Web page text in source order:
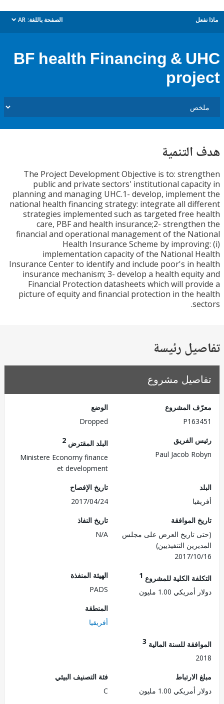
الصفحة باللغة: AR
dropdown
BF health Financing &
The Project Development Objective is to:
public and private sectors' institutional
planning and managing UHC.1- develop,
national health financing strategy: integrate all
strategies implemented such as targeted free
care, PBF and health insurance;2-
financial and operational management of the
Health Insurance Scheme by
implementation capacity of the National
Insurance Center to identify and include poor's in
insurance mechanism; 3- develop a health
Financial Protection datasheets which will
picture of equity and financial protection in the
رئيسة
مشروع
المشروع
Dropped
الفريق
Paul Jacob
البلد المقترض
Ministere Economy finance
et development
تاريخ الإفصاح
2017/04/24
الموافقة
تاريخ العرض على مجلس
التنفيذيين)
2017/
تاريخ النفاذ
N/A
الكلية للمشروع1
1.00 مليون
الهيئة المنفذة
للسنة المالية3
1.00 مليون
فئة التصنيف البيئي